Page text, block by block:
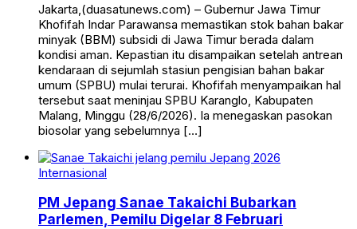
Jakarta,(duasatunews.com) – Gubernur Jawa Timur
Khofifah Indar Parawansa memastikan stok bahan bakar
minyak (BBM) subsidi di Jawa Timur berada dalam
kondisi aman. Kepastian itu disampaikan setelah antrean
kendaraan di sejumlah stasiun pengisian bahan bakar
umum (SPBU) mulai terurai. Khofifah menyampaikan hal
tersebut saat meninjau SPBU Karanglo, Kabupaten
Malang, Minggu (28/6/2026). Ia menegaskan pasokan
biosolar yang sebelumnya […]
Internasional
PM Jepang Sanae Takaichi Bubarkan
Parlemen, Pemilu Digelar 8 Februari